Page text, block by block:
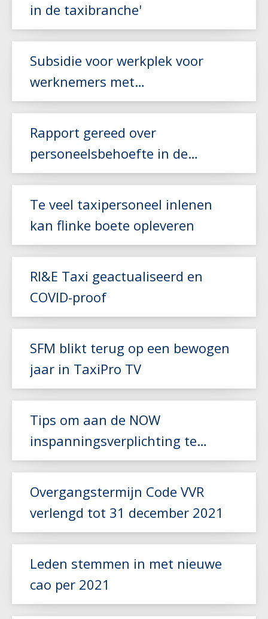
Lees meer
in de taxibranche'
Subsidie voor werkplek voor
werknemers met
arbeidsbeperking
Rapport gereed over
personeelsbehoefte in de
zorgvervoer- en taxisector
Lees meer
Te veel taxipersoneel inlenen
kan flinke boete opleveren
RI&E Taxi geactualiseerd en
COVID-proof
SFM blikt terug op een bewogen
jaar in TaxiPro TV
Tips om aan de NOW
inspanningsverplichting te
voldoen
Lees meer
Overgangstermijn Code VVR
verlengd tot 31 december 2021
Leden stemmen in met nieuwe
cao per 2021